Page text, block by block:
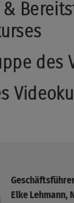
und
und
von
Begünstigung von
des
Elke Lehmann,